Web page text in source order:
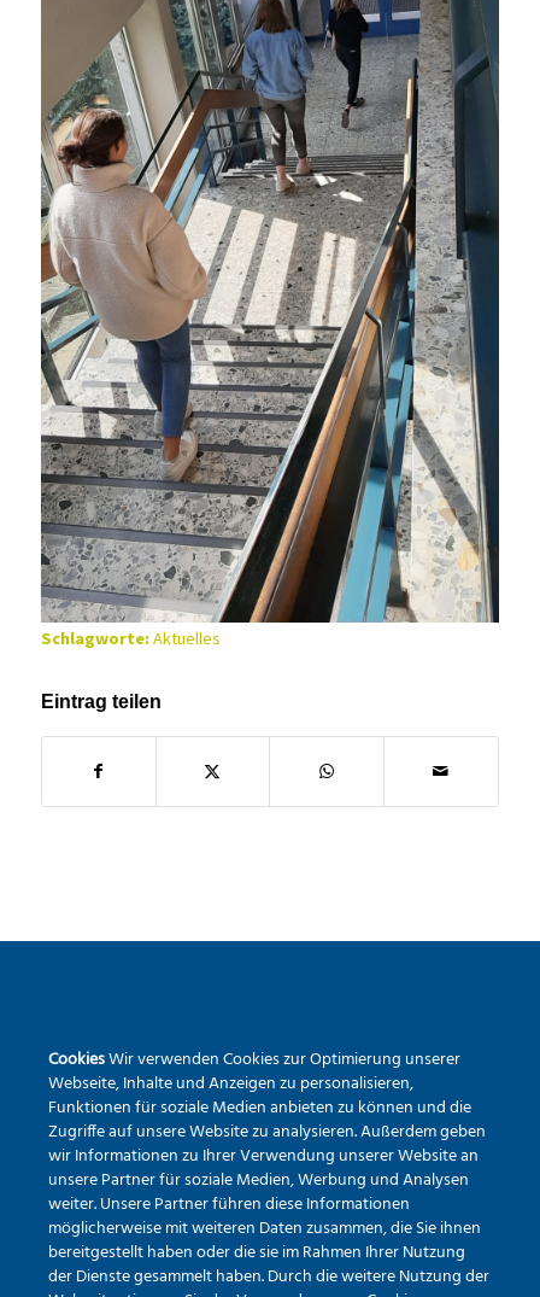
Schlagworte:Aktuelles
Eintrag teilen
Pietrapaola-Platz 4
59581 Warstein
Tel.:02902 – 9791840
Erreichbarkeit via Mail
CookiesWir verwenden Cookies zur Optimierung unserer
Webseite, Inhalte und Anzeigen zu personalisieren,
Funktionen für soziale Medien anbieten zu können und die
Zugriffe auf unsere Website zu analysieren. Außerdem geben
wir Informationen zu Ihrer Verwendung unserer Website an
unsere Partner für soziale Medien, Werbung und Analysen
weiter. Unsere Partner führen diese Informationen
möglicherweise mit weiteren Daten zusammen, die Sie ihnen
bereitgestellt haben oder die sie im Rahmen Ihrer Nutzung
der Dienste gesammelt haben. Durch die weitere Nutzung der